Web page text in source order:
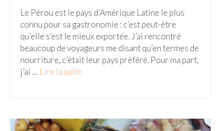
Poitou
Saint-Malo
Savoie
Berlin
Le Pérou est le pays d’Amérique Latine le plus
connu pour sa gastronomie : c’est peut-être
qu’elle s’est le mieux exportée. J’ai rencontré
beaucoup de voyageurs me disant qu’en termes de
nourriture, c’était leur pays préféré. Pour ma part,
j’ai … Lire la suite­­